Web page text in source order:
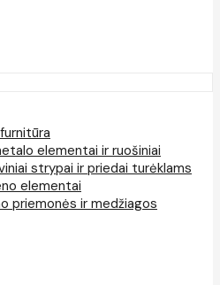
elementai ir ruošiniai
strypai ir priedai turėklams
elementai
priemonės ir medžiagos